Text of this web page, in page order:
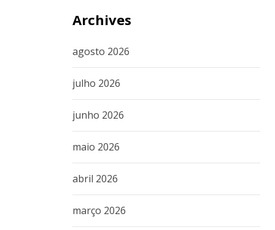
Archives
agosto 2026
julho 2026
junho 2026
maio 2026
abril 2026
março 2026